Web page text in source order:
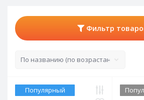
Фильтр
Популярный